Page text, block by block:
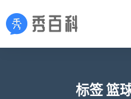
标签 篮